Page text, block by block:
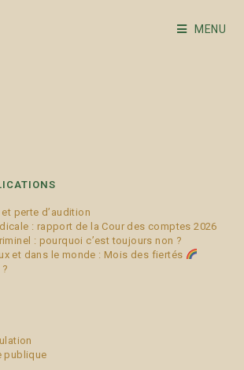
MENU
perte d’audition
: rapport de la Cour des comptes 2026
: pourquoi c’est toujours non ?
et dans le monde : Mois des fiertés
publique